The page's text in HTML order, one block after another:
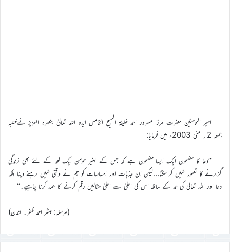
امیر المومنین حضرت مرزا مسرور احمد خلیفۃ المسیح الخامس ایّدہ اللہ تعالیٰ بنصرہ العزیز نےخطبہ
جمعہ 2؍ مئی 2003ء میں فرمایا:
’’دعا کا مضمون ایک ایسا مضمون ہے کہ جس کے بغیر مومن ایک لمحہ کے لئے بھی زندگی
گزارنے کا تصور نہیں کر سکتا…لیکن ان جذبات اور احساسات کو ہم نے وقتی نہیں رہنے دینا بلکہ
دعا اور اللہ تعالیٰ کی حمد کے ساتھ اس کی اعلیٰ سے اعلیٰ مثالیں رقم کرنے کا عہد کرنا چاہیے۔‘‘
(مرسلہ: مبشر احمد ظفر۔ لندن)